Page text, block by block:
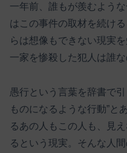
一年前、誰もが羨むよう
はこの事件の取材を続け
らは想像もできない現実
一家を惨殺した犯人は誰な
愚行という言葉を辞書で
ものになるような行動”と
るあの人もこの人も、見
るという現実。そんな人